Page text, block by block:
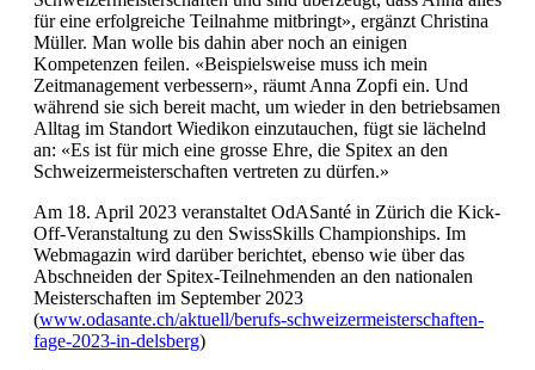
für eine erfolgreiche Teilnahme mitbringt», ergänzt Christina
Müller. Man wolle bis dahin aber noch an einigen
Kompetenzen feilen. «Beispielsweise muss ich mein
Zeitmanagement verbessern», räumt Anna Zopfi ein. Und
während sie sich bereit macht, um wieder in den betriebsamen
Alltag im Standort Wiedikon einzutauchen, fügt sie lächelnd
an: «Es ist für mich eine grosse Ehre, die Spitex an den
Schweizermeisterschaften vertreten zu dürfen.»
Am 18. April 2023 veranstaltet OdASanté in Zürich die Kick-
Off-Veranstaltung zu den SwissSkills Championships. Im
Webmagazin wird darüber berichtet, ebenso wie über das
Abschneiden der Spitex-Teilnehmenden an den nationalen
Meisterschaften im September 2023
(www.odasante.ch/aktuell/berufs-schweizermeisterschaften-
fage-2023-in-delsberg)